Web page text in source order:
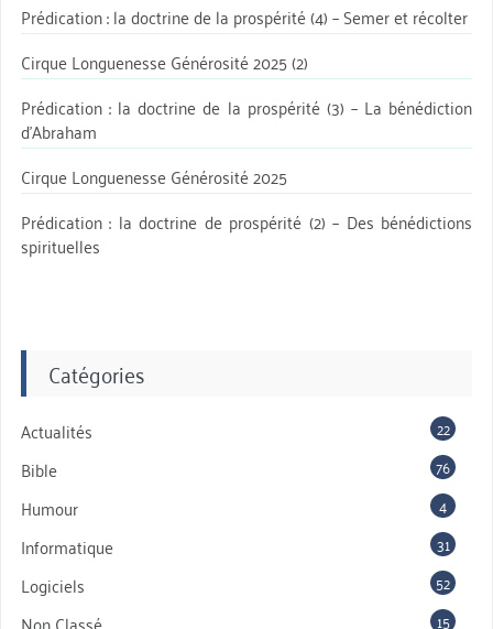
Prédication : la doctrine de la prospérité (4) – Semer et récolter
Cirque Longuenesse Générosité 2025 (2)
Prédication : la doctrine de la prospérité (3) – La bénédiction
d’Abraham
Cirque Longuenesse Générosité 2025
Prédication : la doctrine de prospérité (2) – Des bénédictions
spirituelles
Catégories
Actualités 22
Bible 76
Humour 4
Informatique 31
Logiciels 52
15